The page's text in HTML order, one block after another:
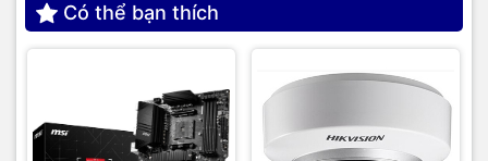
Đa số màn hình LED sử dụng PWM (Pulse Width Modulation)
để điều chỉnh độ sáng, gây ra các thay đổi điện xung có thể
dẫn đến khó chịu, đau đầu và mỏi mắt, đặc biệt trong môi
trường ánh sáng yếu. Công nghệ Flicker Free loại bỏ hiện
tượng nhấp nháy trong đèn nền, mang lại trải nghiệm xem
thoải mái hơn.
Có thể bạn thích